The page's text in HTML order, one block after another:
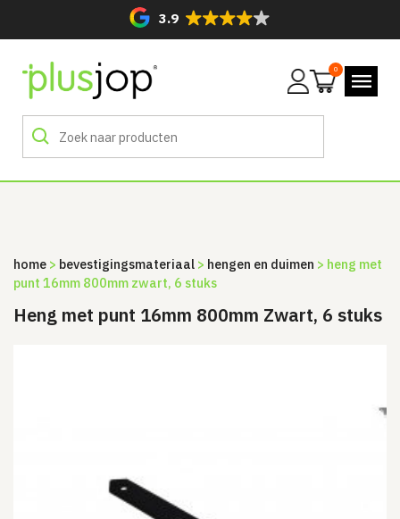
3.9
Mijn
0
home > bevestigingsmateriaal > hengen en duimen > heng met
punt 16mm 800mm zwart, 6 stuks
Heng met punt 16mm 800mm Zwart, 6 stuks